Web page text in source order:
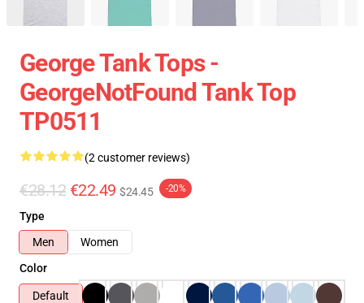
George Tank Tops -
GeorgeNotFound Tank Top
TP0511
(2 customer reviews)
€28.12 €22.49 $24.45 -20%
Type
Men
Women
Color
Default